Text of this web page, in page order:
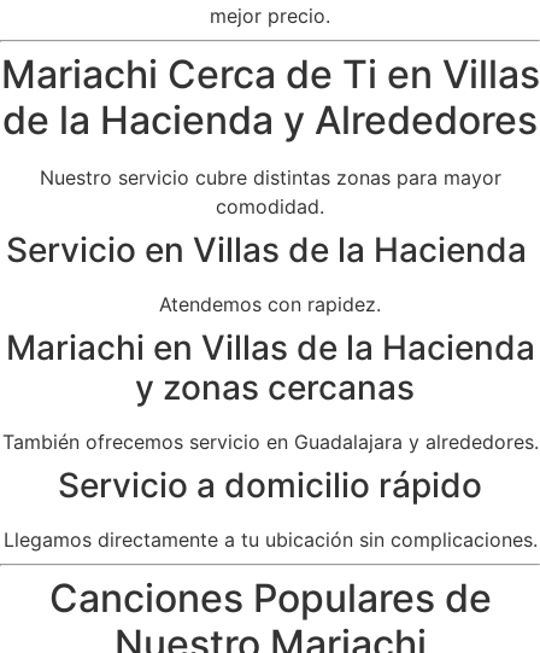
mejor precio.
Mariachi Cerca de Ti en Villas
de la Hacienda y Alrededores
Nuestro servicio cubre distintas zonas para mayor
comodidad.
Servicio en Villas de la Hacienda
Atendemos con rapidez.
Mariachi en Villas de la Hacienda
y zonas cercanas
También ofrecemos servicio en Guadalajara y alrededores.
Servicio a domicilio rápido
Llegamos directamente a tu ubicación sin complicaciones.
Canciones Populares de